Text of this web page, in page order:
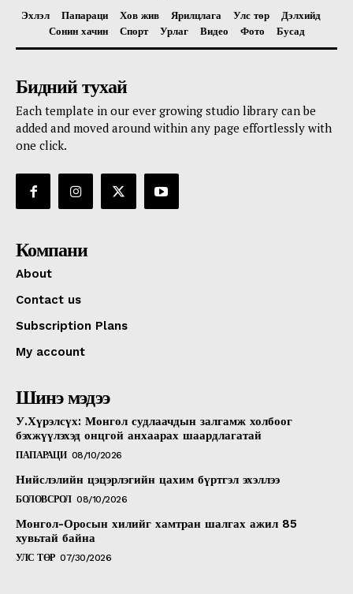
Эхлэл Папараци Хов жив Ярилцлага Улс төр
Дэлхийд
Сонин хачин
Спорт Урлаг Видео Фото Бусад
Бидний тухай
Each template in our ever growing studio library can be
added and moved around within any page effortlessly with
one click.
Компани
About
Contact us
Subscription Plans
My account
Шинэ мэдээ
У.Хүрэлсүх: Монгол судлаачдын залгамж холбоог
бэхжүүлэхэд онцгой анхаарах шаардлагатай
ПАПАРАЦИ 08/10/2026
Нийслэлийн цэцэрлэгийн цахим бүртгэл эхэллээ
БОЛОВСРОЛ 08/10/2026
Монгол-Оросын хилийг хамтран шалгах ажил 85
хувьтай байна
УЛС ТӨР 07/30/2026